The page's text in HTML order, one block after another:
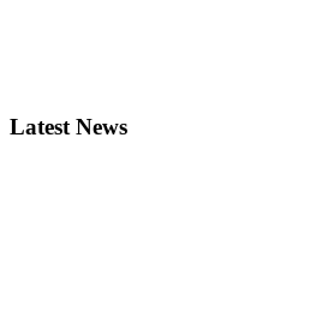
Latest News